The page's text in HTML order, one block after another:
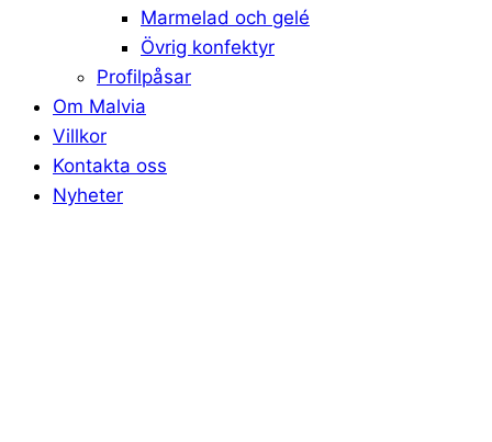
Marmelad och gelé
Övrig konfektyr
Profilpåsar
Om Malvia
Villkor
Kontakta oss
Nyheter